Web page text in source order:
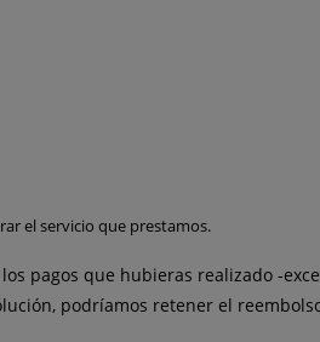
el servicio que prestamos.
pagos que hubieras realizado -
podríamos retener el